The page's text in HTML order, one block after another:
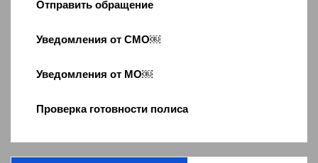
Отправить обращение
Уведомления от СМО￼
Уведомления от МО￼
Проверка готовности полиса